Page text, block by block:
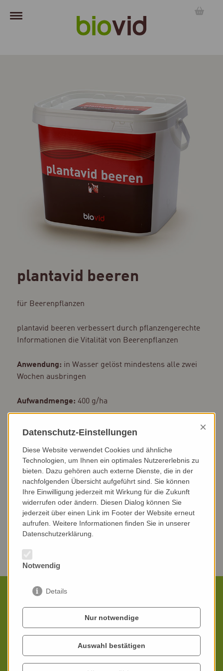
plantavid beeren
für Beerenpflanzen
plantavid beeren verbessert durch pflanzengerechte
Informationen die Vitalität von Beerenpflanzen
Anwendung: in Wasser gelöst mindestens alle zwei
Wochen ausbringen
Aufwandmenge: 400 g/ha
Packungseinheit:10 kg
220,00 € €
in den Warenkorb
Wir beraten Sie persönlich
Wenn Sie sich für dasbiovid-Konzept
biovid-Produkteinteressieren, empfehlen wir Ihnen
eine kurze, aber ausführliche Beratung durch einen
unserer kompetenten Außendienstmitarbeiter.
Datenschutz-Einstellungen ×
Diese Website verwendet Cookies und ähnliche
Technologien, um Ihnen ein optimales Nutzererlebnis zu
bieten. Dazu gehören auch externe Dienste, die in der
nachfolgenden Übersicht aufgeführt sind. Sie können
Ihre Einwilligung jederzeit mit Wirkung für die Zukunft
widerrufen oder ändern. Diesen Dialog können Sie
jederzeit über einen Link im Footer der Website erneut
aufrufen. Weitere Informationen finden Sie in unserer
Datenschutzerklärung.
Notwendig
Details
Nur notwendige
Auswahl bestätigen